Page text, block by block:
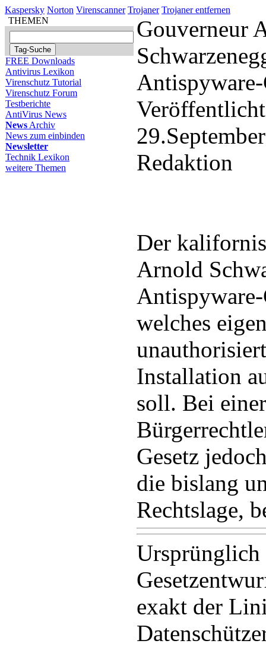
Kaspersky Norton Virenscanner Trojaner Trojaner entfernen
THEMEN
FREE Downloads
Antivirus Lexikon
Virenschutz Tutorial
Virenschutz Forum
Testberichte
AntiVirus News
News Archiv
News zum einbinden
Newsletter
Technik Lexikon
weitere Themen
Gouverneur
Antispyware-
Redaktion
Der
Arnold
Antispyware-
welches
Installation
soll. Bei
Gesetz
die bislang
Rechtslage,
Ursprünglich
exakt der